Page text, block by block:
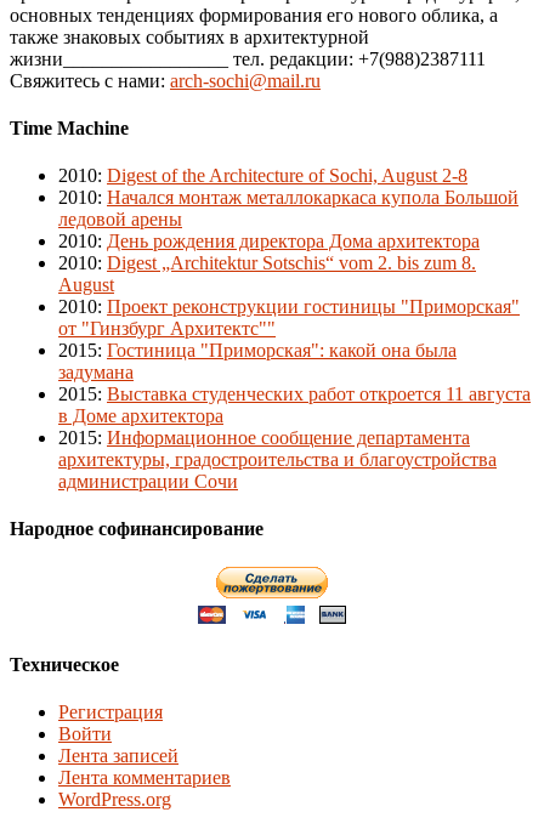
основных тенденциях формирования его нового облика, а
также знаковых событиях в архитектурной
жизни_________________ тел. редакции: +7(988)2387111
Свяжитесь с нами: arch-sochi@mail.ru
Time Machine
2010: Digest of the Architecture of Sochi, August 2-8
2010: Начался монтаж металлокаркаса купола Большой
ледовой арены
2010: День рождения директора Дома архитектора
2010: Digest „Architektur Sotschis“ vom 2. bis zum 8.
August
2010: Проект реконструкции гостиницы "Приморская"
от "Гинзбург Архитектс""
2015: Гостиница "Приморская": какой она была
задумана
2015: Выставка студенческих работ откроется 11 августа
в Доме архитектора
2015: Информационное сообщение департамента
архитектуры, градостроительства и благоустройства
администрации Сочи
Народное софинансирование
Техническое
Регистрация
Войти
Лента записей
Лента комментариев
WordPress.org